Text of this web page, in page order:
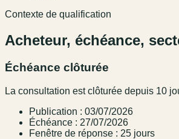
Contexte de qualification
Acheteur, échéance,
Échéance clôturée
La consultation est clôturée depuis 10
Publication : 03/07/2026
Échéance : 27/07/2026
Fenêtre de réponse : 25 jours